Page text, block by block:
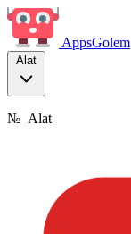
AppsGolem
Alat
№ Alat